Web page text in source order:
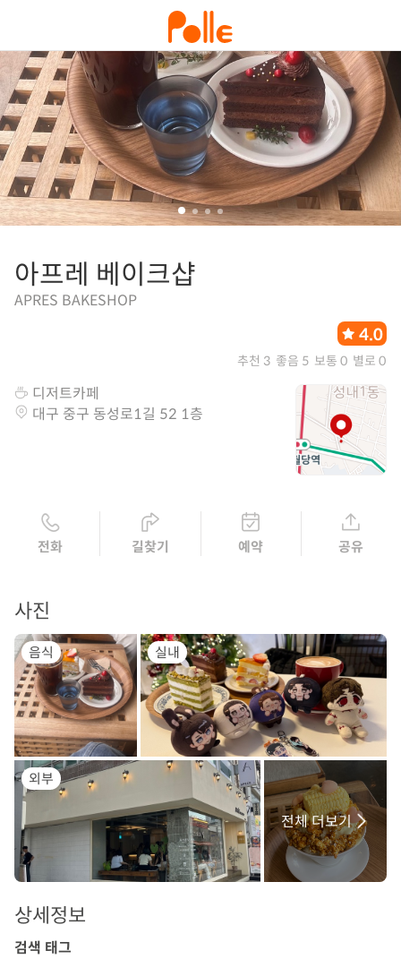
아프레 베이크샵
APRES BAKESHOP
4.0
추천 3 좋음 5 보통 0 별로 0
디저트카페
대구 중구 동성로1길 52 1층
전화 길찾기 예약 공유
사진
음식 실내
외부
전체 더보기
상세정보
검색 태그